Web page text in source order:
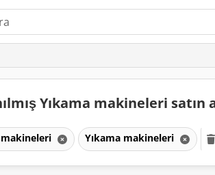
Yıkama makineleri satın
Yıkama makineleri